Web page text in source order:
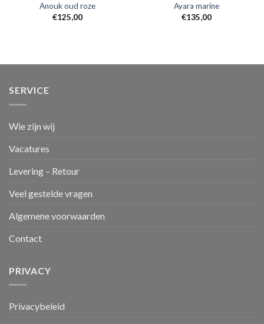
Anouk oud roze
€125,00
Ayara marine
€135,00
SERVICE
Wie zijn wij
Vacatures
Levering – Retour
Veel gestelde vragen
Algemene voorwaarden
Contact
PRIVACY
Privacybeleid